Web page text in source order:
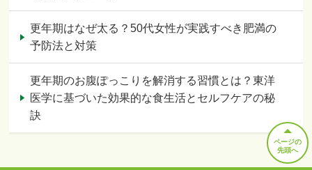
更年期はなぜ太る？50代女性が実践すべき肥満の
予防法と対策
更年期のお腹ぽっこりを解消する習慣とは？東洋
医学に基づいた効果的な食生活とセルフケアの秘
訣
ページの
先頭へ